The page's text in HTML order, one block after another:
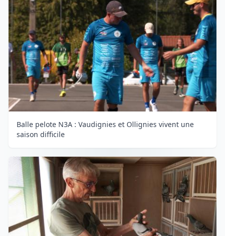
Balle pelote N3A : Vaudignies et Ollignies vivent une
saison difficile